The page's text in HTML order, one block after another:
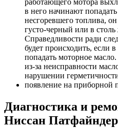
работающего мотора
в него начинают
несгоревшего топлива,
густо-черный или в
Справедливости ради
будет происходить, если
попадать моторное
из-за неисправности
нарушении
появление на приборной
Диагностика и
Ниссан Патфайндер